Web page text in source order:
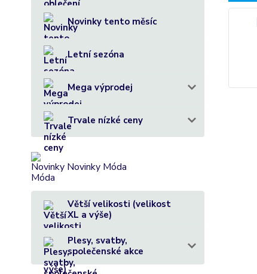
Novinky tento měsíc
Letní sezóna
Mega výprodej
Trvale nízké ceny
Novinky Móda
Větší velikosti (velikost
XL a výše)
Plesy, svatby,
společenské akce